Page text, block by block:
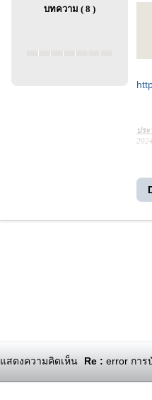
บทความ ( 8 )
ปร
แสดงความคิดเห็น Re : error การ